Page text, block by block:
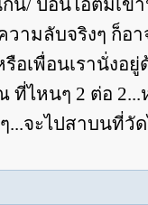
น/ ป้อนไอติมเข้
ความลับจริงๆ ก็
อเพื่อนเรานั่งอ
ที่ไหนๆ 2 ต่อ
...จะไปสาบนที่